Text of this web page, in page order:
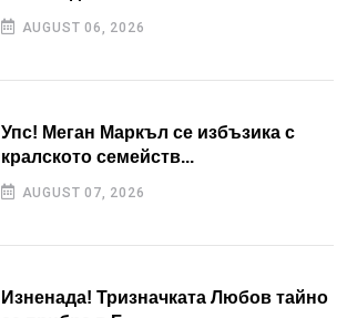
AUGUST 06, 2026
Упс! Меган Маркъл се избъзика с
кралското семейств...
AUGUST 07, 2026
Изненада! Тризначката Любов тайно